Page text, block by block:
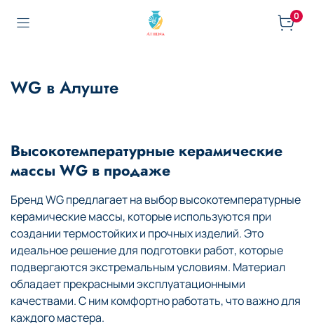
0
WG в Алуште
Высокотемпературные керамические
массы WG в продаже
Бренд WG предлагает на выбор высокотемпературные
керамические массы, которые используются при
создании термостойких и прочных изделий. Это
идеальное решение для подготовки работ, которые
подвергаются экстремальным условиям. Материал
обладает прекрасными эксплуатационными
качествами. С ним комфортно работать, что важно для
каждого мастера.